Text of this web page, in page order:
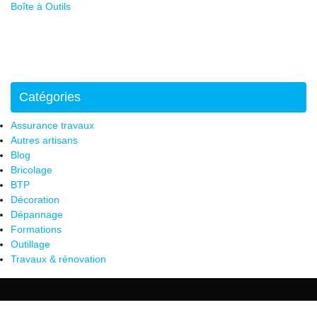
Boîte à Outils
Catégories
Assurance travaux
Autres artisans
Blog
Bricolage
BTP
Décoration
Dépannage
Formations
Outillage
Travaux & rénovation